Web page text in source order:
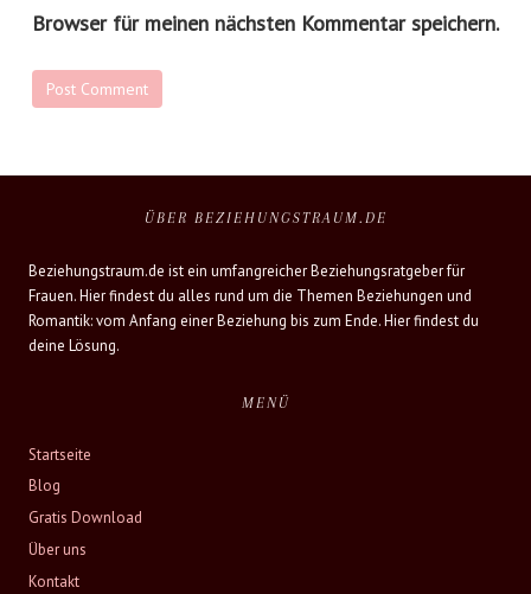
Browser für meinen nächsten Kommentar speichern.
ÜBER BEZIEHUNGSTRAUM.DE
Beziehungstraum.de ist ein umfangreicher Beziehungsratgeber für
Frauen. Hier findest du alles rund um die Themen Beziehungen und
Romantik: vom Anfang einer Beziehung bis zum Ende. Hier findest du
deine Lösung.
MENÜ
Startseite
Blog
Gratis Download
Über uns
Kontakt